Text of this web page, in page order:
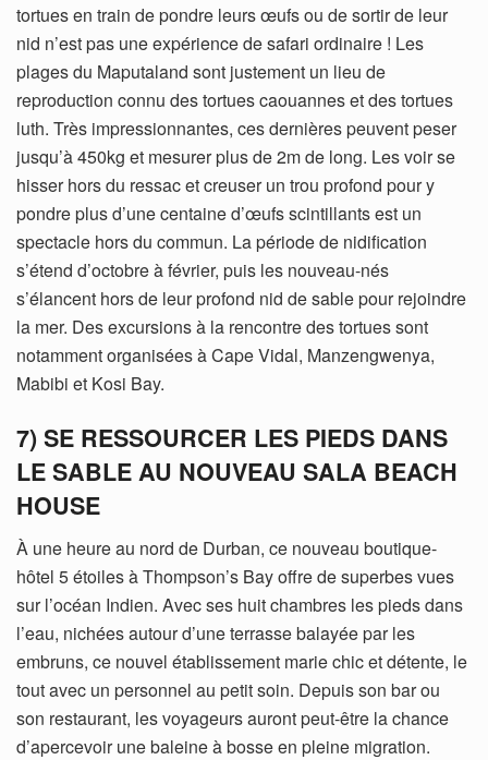
tortues en train de pondre leurs œufs ou de sortir de leur
nid n’est pas une expérience de safari ordinaire ! Les
plages du Maputaland sont justement un lieu de
reproduction connu des tortues caouannes et des tortues
luth. Très impressionnantes, ces dernières peuvent peser
jusqu’à 450kg et mesurer plus de 2m de long. Les voir se
hisser hors du ressac et creuser un trou profond pour y
pondre plus d’une centaine d’œufs scintillants est un
spectacle hors du commun. La période de nidification
s’étend d’octobre à février, puis les nouveau-nés
s’élancent hors de leur profond nid de sable pour rejoindre
la mer. Des excursions à la rencontre des tortues sont
notamment organisées à Cape Vidal, Manzengwenya,
Mabibi et Kosi Bay.
7) SE RESSOURCER LES PIEDS DANS
LE SABLE AU NOUVEAU SALA BEACH
HOUSE
À une heure au nord de Durban, ce nouveau boutique-
hôtel 5 étoiles à Thompson’s Bay offre de superbes vues
sur l’océan Indien. Avec ses huit chambres les pieds dans
l’eau, nichées autour d’une terrasse balayée par les
embruns, ce nouvel établissement marie chic et détente, le
tout avec un personnel au petit soin. Depuis son bar ou
son restaurant, les voyageurs auront peut-être la chance
d’apercevoir une baleine à bosse en pleine migration.